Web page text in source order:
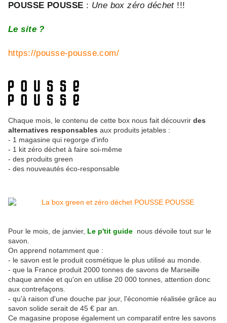
POUSSE POUSSE : Une box zéro déchet !!!
Le site ?
https://pousse-pousse.com/
Chaque mois, le contenu de cette box nous fait découvrir des
alternatives responsables aux produits jetables :
- 1 magasine qui regorge d'info
- 1 kit zéro déchet à faire soi-même
- des produits green
- des nouveautés éco-responsable
Pour le mois, de janvier, Le p'tit guide nous dévoile tout sur le
savon.
On apprend notamment que :
- le savon est le produit cosmétique le plus utilisé au monde.
- que la France produit 2000 tonnes de savons de Marseille
chaque année et qu'on en utilise 20 000 tonnes, attention donc
aux contrefaçons.
- qu'à raison d'une douche par jour, l'économie réalisée grâce au
savon solide serait de 45 € par an.
Ce magasine propose également un comparatif entre les savons